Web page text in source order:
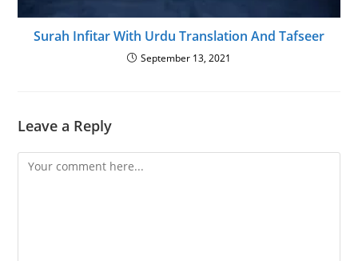
Surah Infitar With Urdu Translation And Tafseer
September 13, 2021
Leave a Reply
Comment